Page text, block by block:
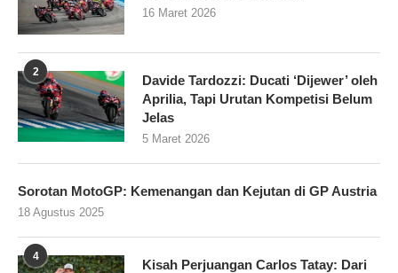
16 Maret 2026
2
Davide Tardozzi: Ducati ‘Dijewer’ oleh
Aprilia, Tapi Urutan Kompetisi Belum
Jelas
5 Maret 2026
Sorotan MotoGP: Kemenangan dan Kejutan di GP Austria
18 Agustus 2025
4
Kisah Perjuangan Carlos Tatay: Dari